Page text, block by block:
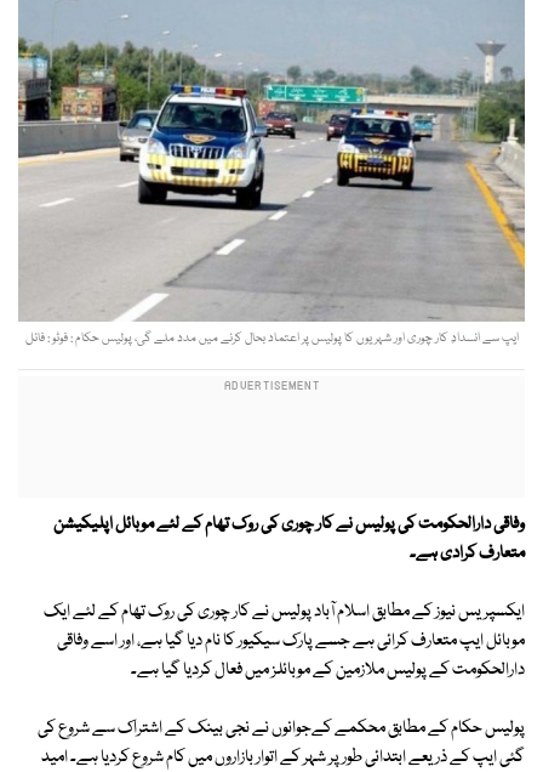
ایپ سے انسدادِ کار چوری اور شہریوں کا پولیس پر اعتماد بحال کرنے میں مدد ملے گی، پولیس حکام : فوٹو : فائل
وفاقی دارالحکومت کی پولیس نے کار چوری کی روک تھام کے لئے موبائل اپلیکیشن
متعارف کرادی ہے۔
ایکسپریس نیوز کے مطابق اسلام آباد پولیس نے کار چوری کی روک تھام کے لئے ایک
موبائل ایپ متعارف کرائی ہے جسے پارک سیکیور کا نام دیا گیا ہے، اور اسے وفاقی
دارالحکومت کے پولیس ملازمین کے موبائلز میں فعال کردیا گیا ہے۔
پولیس حکام کے مطابق محکمے کےجوانوں نے نجی بینک کے اشتراک سے شروع کی
گئی ایپ کے ذریعے ابتدائی طور پر شہر کے اتوار بازاروں میں کام شروع کردیا ہے۔ امید